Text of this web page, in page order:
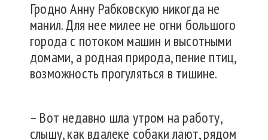
Гродно Анну Рабковскую никогда не
манил. Для нее милее не огни большого
города с потоком машин и высотными
домами, а родная природа, пение птиц,
возможность прогуляться в тишине.
– Вот недавно шла утром на работу,
слышу, как вдалеке собаки лают, рядом